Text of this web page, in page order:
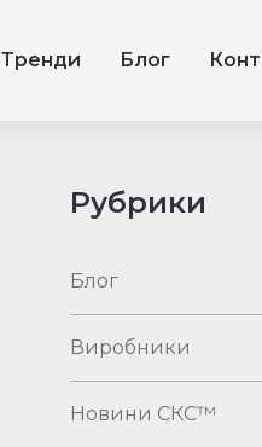
Тренди Блог
Рубрики
Блог
Виробники
Новини СКС™